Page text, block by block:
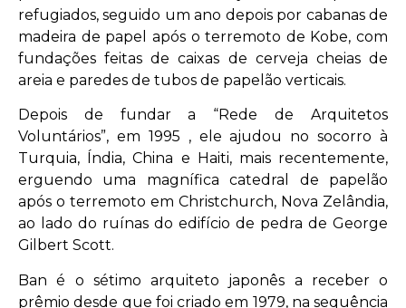
refugiados, seguido um ano depois por cabanas de
madeira de papel após o terremoto de Kobe, com
fundações feitas de caixas de cerveja cheias de
areia e paredes de tubos de papelão verticais.
Depois de fundar a “Rede de Arquitetos
Voluntários”, em 1995 , ele ajudou no socorro à
Turquia, Índia, China e Haiti, mais recentemente,
erguendo uma magnífica catedral de papelão
após o terremoto em Christchurch, Nova Zelândia,
ao lado do ruínas do edifício de pedra de George
Gilbert Scott.
Ban é o sétimo arquiteto japonês a receber o
prêmio desde que foi criado em 1979, na sequência